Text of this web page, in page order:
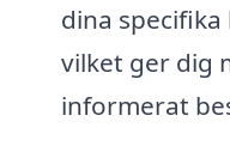
dina
vilket ger dig
informerat